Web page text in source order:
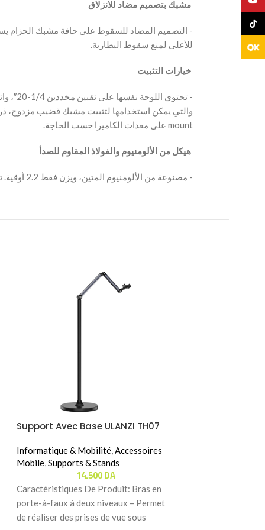
‫ مشبك بتصميم مضاد للانزلاق
‫- التصميم المضاد للسقوط على حافة مشبك الحزام
للأعلى لمنع سقوط البطارية.
‫ خيارات التثبيت
mount على معدات الكاميرا حسب الحاجة.
‫ هيكل من الألومنيوم والفولاذ المقاوم للصدأ
‫- مصنوعة من الألومنيوم المتين، ويزن فقط 2.2 أوقية. تصميمها الصغير يجعلها أخف وأكثر قابلية للحمل.
Support Avec Base ULANZI TH07
Informatique & Mobilité Accessoires
Mobile Supports & Stands
14.500DA
Caractéristiques De Produit: Bras en
porte-à-faux à deux niveaux – Permet
de réaliser des prises de vue sous